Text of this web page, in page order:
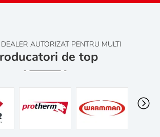
AUTORIZAT PENTRU MULTI
de top